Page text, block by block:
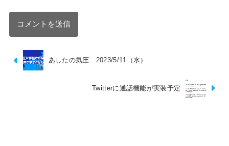
あしたの気圧 2023/5/11（水）
Twitterに通話機能が実装予定